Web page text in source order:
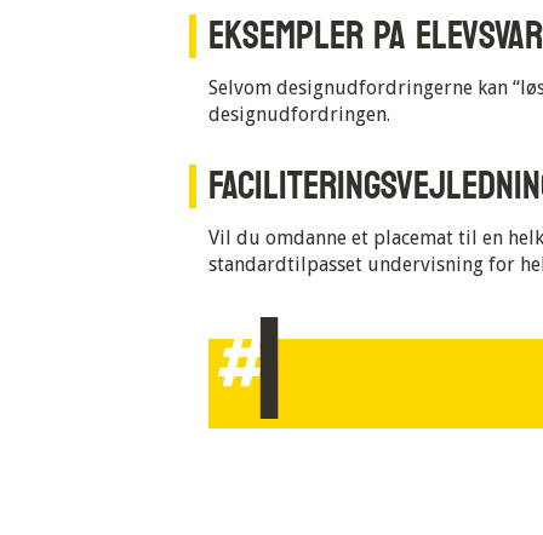
EKSEMPLER PA ELEVSVAR
Selvom designudfordringerne kan
designudfordringen.
Vil du omdanne et placemat til en
standardtilpasset undervisning for
#1